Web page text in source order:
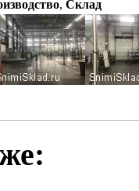
, Склад